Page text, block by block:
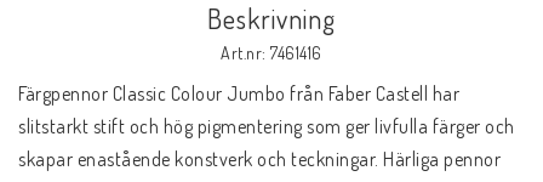
Beskrivning
Art.nr: 7461416
Färgpennor Classic Colour Jumbo från Faber Castell har
slitstarkt stift och hög pigmentering som ger livfulla färger och
skapar enastående konstverk och teckningar. Härliga pennor